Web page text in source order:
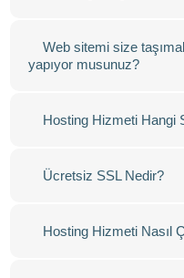
Web sitemi size
yapıyor musunuz?
Hosting Hizmeti Hangi
Ücretsiz SSL Nedir?
Hosting Hizmeti Nasıl